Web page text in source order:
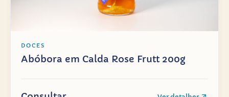
DOCES
Abóbora em Calda Rose Frutt 200g